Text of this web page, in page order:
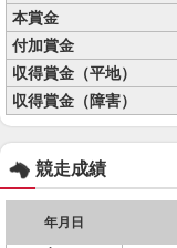
本賞金
付加賞金
収得賞金（平地）
収得賞金（障害）
競走成績
年月日